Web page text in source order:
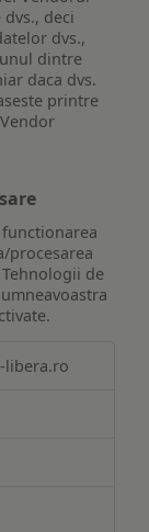
deci
dvs.,
dintre
daca dvs.
printre
procesarea
de
libera.ro